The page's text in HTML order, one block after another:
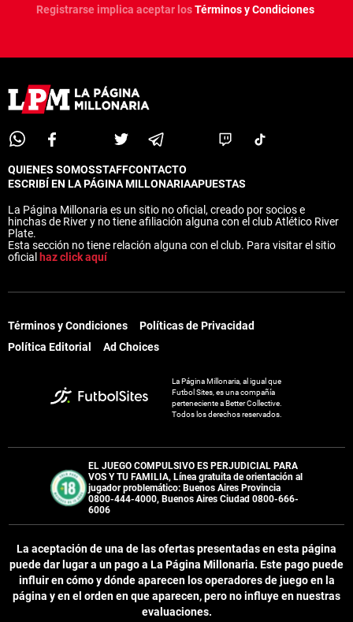
Registrarse implica aceptar losTérminos y Condiciones
QUIENES SOMOSSTAFFCONTACTO
ESCRIBÍ EN LA PÁGINA MILLONARIAAPUESTAS
La Página Millonaria es un sitio no oficial, creado por socios e
hinchas de River y no tiene afiliación alguna con el club Atlético River
Plate.
Esta sección no tiene relación alguna con el club. Para visitar el sitio
oficial haz click aquí
Términos y Condiciones
Políticas de Privacidad
Política Editorial
Ad Choices
La Página Millonaria, al igual que
Futbol Sites, es una compañía
perteneciente a Better Collective.
Todos los derechos reservados.
EL JUEGO COMPULSIVO ES PERJUDICIAL PARA
VOS Y TU FAMILIA, Línea gratuita de orientación al
jugador problemático: Buenos Aires Provincia
0800-444-4000, Buenos Aires Ciudad 0800-666-
6006
La aceptación de una de las ofertas presentadas en esta página
puede dar lugar a un pago a La Página Millonaria. Este pago puede
influir en cómo y dónde aparecen los operadores de juego en la
página y en el orden en que aparecen, pero no influye en nuestras
evaluaciones.